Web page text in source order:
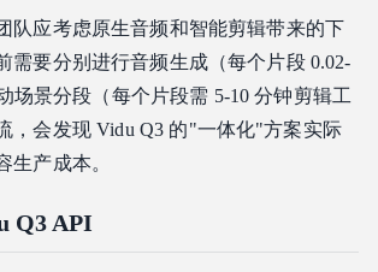
队应考虑原生音频和智能剪辑带来的下
需要分别进行音频生成（每个片段 0.02-
场景分段（每个片段需 5-10 分钟剪辑工
，会发现 Vidu Q3 的"一体化"方案实际
生产成本。
Q3 API